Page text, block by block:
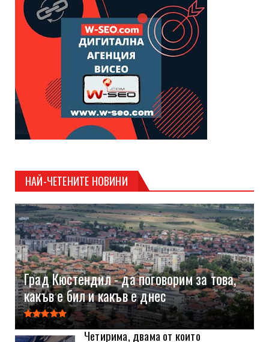
НАЙ-ЧЕТЕНИТЕ НОВИНИ
Град Кюстендил - да поговорим за това,
какъв е бил и какъв е днес
Четирима, двама от които